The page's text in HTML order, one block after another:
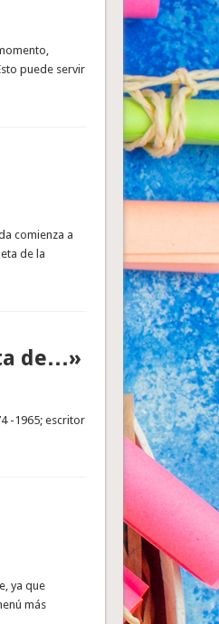
puede servir
comienza a
de la
de…»
-1965; escritor
ya que
más